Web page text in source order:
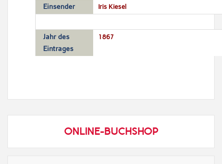
Einsender Iris Kiesel
Jahr des
Eintrages
1867
ONLINE-BUCHSHOP